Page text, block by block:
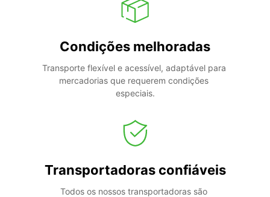
Condições melhoradas
Transporte flexível e acessível, adaptável para
mercadorias que requerem condições
especiais.
Transportadoras confiáveis
Todos os nossos transportadoras são